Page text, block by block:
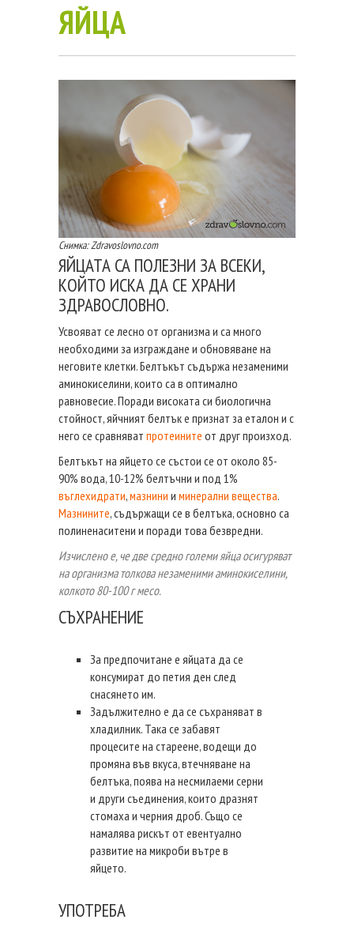
ЯЙЦА
Снимка: Zdravoslovno.com
ЯЙЦАТА СА ПОЛЕЗНИ ЗА ВСЕКИ,
КОЙТО ИСКА ДА СЕ ХРАНИ
ЗДРАВОСЛОВНО.
Усвояват се лесно от организма и са много
необходими за изграждане и обновяване на
неговите клетки. Белтъкът съдържа незаменими
аминокиселини, които са в оптимално
равновесие. Поради високата си биологична
стойност, яйчният белтък е признат за еталон и с
него се сравняват протеините от друг произход.
Белтъкът на яйцето се състои се от около 85-
90% вода, 10-12% белтъчни и под 1%
въглехидрати,мазнини и минерални вещества.
Мазнините, съдържащи се в белтъка, основно са
полиненаситени и поради това безвредни.
Изчислено е, че две средно големи яйца осигуряват
на организма толкова незаменими аминокиселини,
колкото 80-100 г месо.
СЪХРАНЕНИЕ
За предпочитане е яйцата да се
консумират до петия ден след
снасянето им.
Задължително е да се съхраняват в
хладилник. Така се забавят
процесите на стареене, водещи до
промяна във вкуса, втечняване на
белтъка, поява на несмилаеми серни
и други съединения, които дразнят
стомаха и черния дроб. Също се
намалява рискът от евентуално
развитие на микроби вътре в
яйцето.
УПОТРЕБА